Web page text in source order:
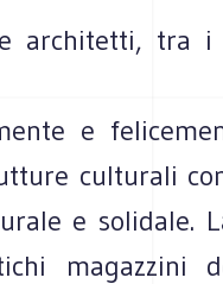
architetti, tra i
e
culturali
e solidale.
magazzini